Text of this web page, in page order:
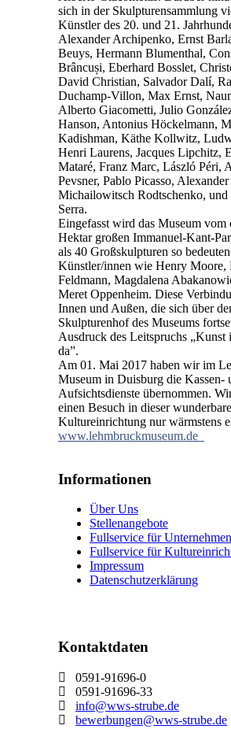
sich in der Skulpturensammlung
Künstler des 20. und 21.
Alexander Archipenko, Ernst
Beuys, Hermann Blumenthal,
Brâncuși, Eberhard Bosslet,
David Christian, Salvador Dalí,
Duchamp-Villon, Max Ernst,
Alberto Giacometti, Julio
Hanson, Antonius Höckelmann,
Kadishman, Käthe Kollwitz,
Henri Laurens, Jacques Lipchitz,
Mataré, Franz Marc, László Péri,
Pevsner, Pablo Picasso, Alexander
Michailowitsch Rodtschenko, und
Serra.
Eingefasst wird das Museum vom
Hektar großen Immanuel-Kant-
als 40 Großskulpturen so
Künstler/innen wie Henry Moore,
Feldmann, Magdalena
Meret Oppenheim. Diese
Innen und Außen, die sich über
Skulpturenhof des Museums
Ausdruck des Leitspruchs „Kunst
da”.
Am 01. Mai 2017 haben wir im
Museum in Duisburg die Kassen-
Aufsichtsdienste übernommen.
einen Besuch in dieser
Kultureinrichtung nur wärmstens
www.lehmbruckmuseum.de
Informationen
Über Uns
Stellenangebote
Fullservice für Unternehmen
Fullservice für
Impressum
Datenschutzerklärung
Kontaktdaten
0591-91696-0
0591-91696-33
info@wws-strube.de
bewerbungen@wws-strube.de